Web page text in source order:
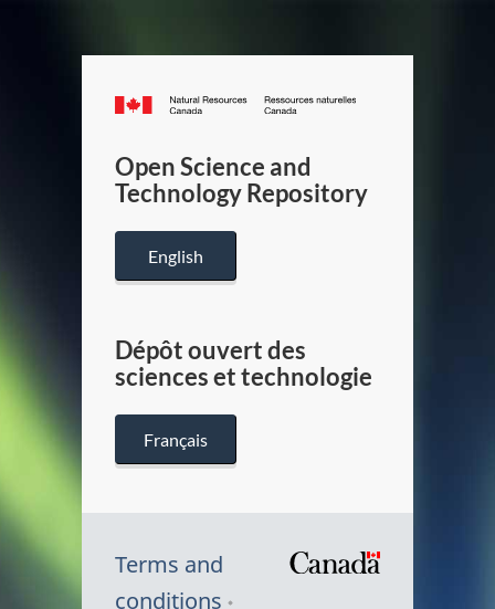
Canada.ca
/
Canada
Open Science and
Technology Repository
English
Dépôt ouvert des
sciences et technologie
Français
Terms and
conditions